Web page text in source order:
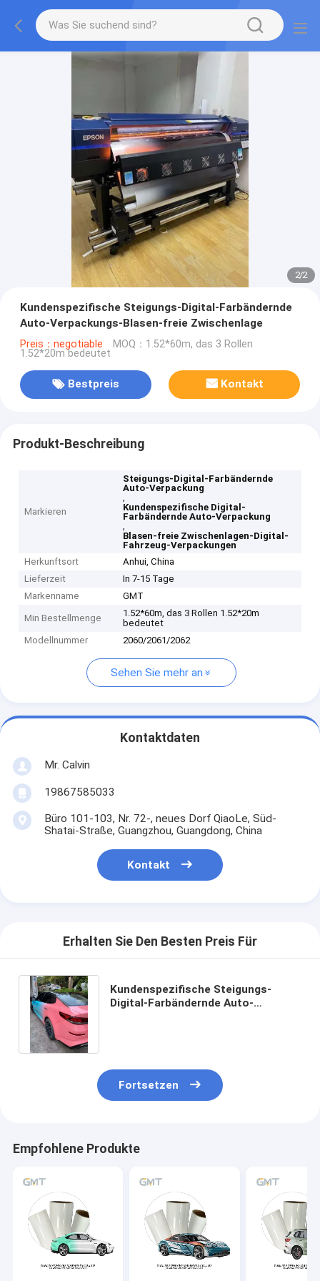
2/2
Kundenspezifische Steigungs-Digital-Farbändernde
Auto-Verpackungs-Blasen-freie Zwischenlage
Preis：negotiable MOQ：1.52*60m, das 3 Rollen
1.52*20m bedeutet
Bestpreis Kontakt
Produkt-Beschreibung
Markieren
Steigungs-Digital-Farbändernde
Auto-Verpackung
,
Kundenspezifische Digital-
Farbändernde Auto-Verpackung
,
Blasen-freie Zwischenlagen-Digital-
Fahrzeug-Verpackungen
Herkunftsort
Anhui, China
Lieferzeit
In 7-15 Tage
Markenname
GMT
Min Bestellmenge
1.52*60m, das 3 Rollen 1.52*20m
bedeutet
Modellnummer
2060/2061/2062
Sehen Sie mehr an
Kontaktdaten
Mr. Calvin
19867585033
Büro 101-103, Nr. 72-, neues Dorf QiaoLe, Süd-
Shatai-Straße, Guangzhou, Guangdong, China
Kontakt
Erhalten Sie Den Besten Preis Für
Kundenspezifische Steigungs-
Digital-Farbändernde Auto-
Fortsetzen
Empfohlene Produkte